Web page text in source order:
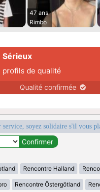
47 ans
Rimbo
Sérieux
profils de qualité
Qualité confirmée
soyez solidaire s'il vous
Rencontre Halland
Rencontre Östergötland